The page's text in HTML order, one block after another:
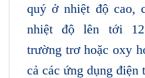
quý ở nhiệt độ cao,
nhiệt độ lên tới
trường trơ ​​hoặc oxy
cả các ứng dụng điện